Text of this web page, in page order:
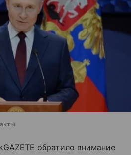
обратило внимание